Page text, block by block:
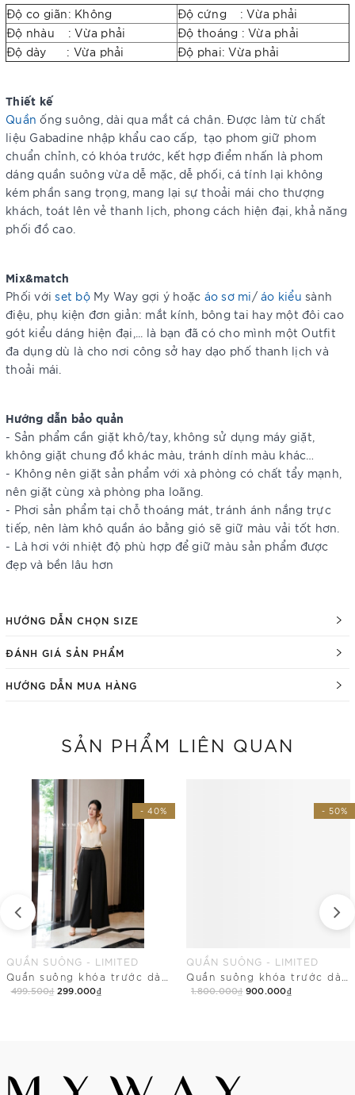
Độ co giãn: Không
Độ cứng : Vừa phải
Độ nhàu : Vừa phải
Độ thoáng : Vừa phải
Độ dày : Vừa phải
Độ phai: Vừa phải
Thiết kế
Quần ống suông, dài qua mắt cá chân. Được làm từ chất
liệu Gabadine nhập khẩu cao cấp, tạo phom giữ phom
chuẩn chỉnh, có khóa trước, kết hợp điểm nhấn là phom
dáng quần suông vừa dễ mặc, dễ phối, cá tính lại không
kém phần sang trọng, mang lại sự thoải mái cho thượng
khách, toát lên vẻ thanh lịch, phong cách hiện đại, khả năng
phối đồ cao.
Mix&match
Phối vớiset bộMy Way gợi ý hoặc áo sơ mi/ áo kiểu sành
điệu, phụ kiện đơn giản: mắt kính, bông tai hay một đôi cao
gót kiểu dáng hiện đại,... là bạn đã có cho mình một Outfit
đa dụng dù là cho nơi công sở hay dạo phố thanh lịch và
thoải mái.
Hướng dẫn bảo quản
- Sản phẩm cần giặt khô/tay, không sử dụng máy giặt,
không giặt chung đồ khác màu, tránh dính màu khác…
- Không nên giặt sản phẩm với xà phòng có chất tẩy mạnh,
nên giặt cùng xà phòng pha loãng.
- Phơi sản phẩm tại chỗ thoáng mát, tránh ánh nắng trực
tiếp, nên làm khô quần áo bằng gió sẽ giữ màu vải tốt hơn.
- Là hơi với nhiệt độ phù hợp để giữ màu sản phẩm được
đẹp và bền lâu hơn
HƯỚNG DẪN CHỌN SIZE
ĐÁNH GIÁ SẢN PHẨM
HƯỚNG DẪN MUA HÀNG
SẢN PHẨM LIÊN QUAN
- 40%
QUẦN SUÔNG - LIMITED
499.500₫ 299.000₫
- 50%
QUẦN SUÔNG - LIMITED
1.800.000₫ 900.000₫